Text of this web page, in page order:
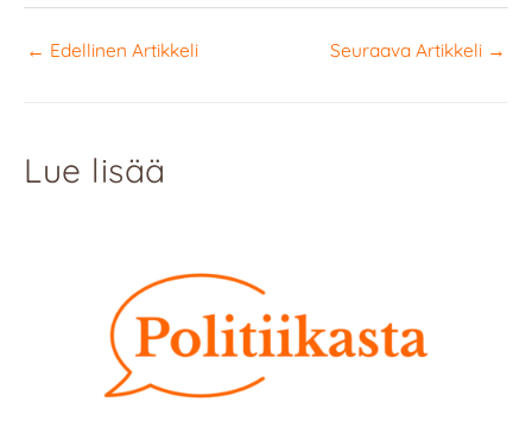
← Edellinen Artikkeli Seuraava Artikkeli →
Lue lisää